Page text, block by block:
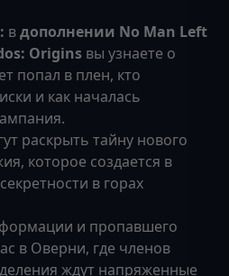
вдополнении No Man Left
Origins вы узнаете о
попал в плен, кто
и как началась
раскрыть тайну нового
которое создается в
в горах
и пропавшего
в Оверни, где членов
ждут напряженные